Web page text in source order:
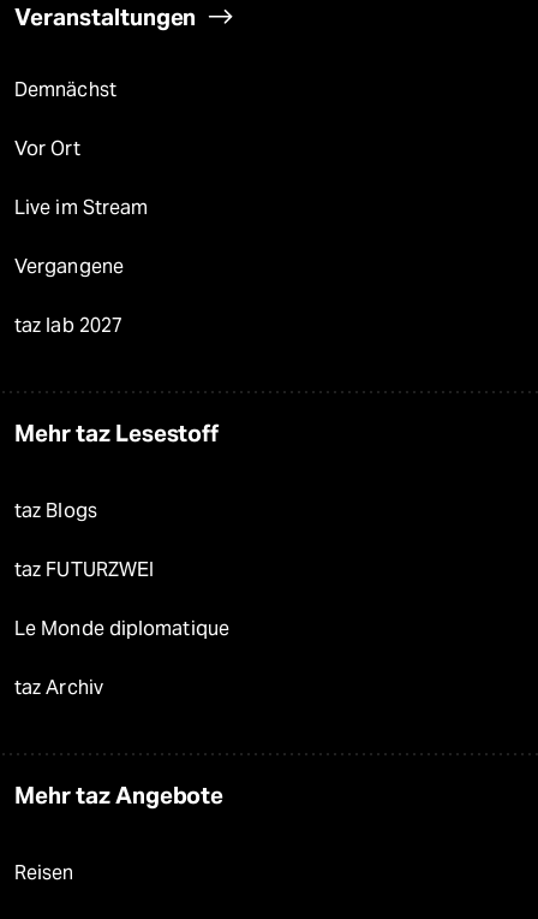
Veranstaltungen
Demnächst
Vor Ort
Live im Stream
Vergangene
taz lab 2027
Mehr taz Lesestoff
taz Blogs
taz FUTURZWEI
Le Monde diplomatique
taz Archiv
Mehr taz Angebote
Reisen